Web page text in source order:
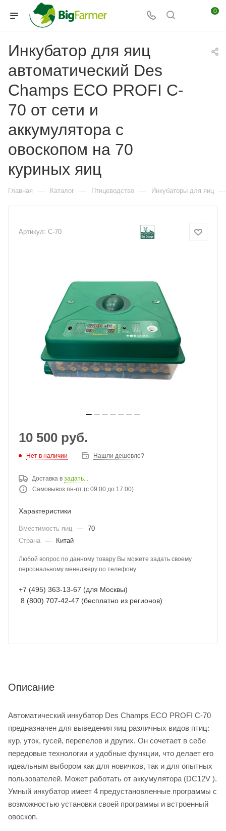
0
Инкубатор для яиц
автоматический Des
Champs ECO PROFI C-
70 от сети и
аккумулятора с
овоскопом на 70
куриных яиц
Главная — Каталог — Птицеводство — Инкубаторы для яиц —
Артикул: C-70
10 500 руб.
Нет в наличии Нашли дешевле?
Доставка в задать...
Самовывоз пн-пт (с 09:00 до 17:00)
Характеристики
Вместимость яиц — 70
Страна — Китай
Любой вопрос по данному товару Вы можете задать своему
персональному менеджеру по телефону:
+7 (495) 363-13-67 (для Москвы)
8 (800) 707-42-47 (бесплатно из регионов)
Описание
Автоматический инкубатор Des Champs ECO PROFI C-70
предназначен для выведения яиц различных видов птиц:
кур, уток, гусей, перепелов и других. Он сочетает в себе
передовые технологии и удобные функции, что делает его
идеальным выбором как для новичков, так и для опытных
пользователей. Может работать от аккумулятора (DC12V ).
Умный инкубатор имеет 4 предустановленные программы с
возможностью установки своей программы и встроенный
овоскоп.